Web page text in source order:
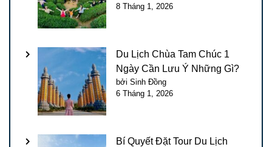
8 Tháng 1, 2026
Du Lịch Chùa Tam Chúc 1
Ngày Cần Lưu Ý Những Gì?
bởi Sinh Đồng
6 Tháng 1, 2026
Bí Quyết Đặt Tour Du Lịch